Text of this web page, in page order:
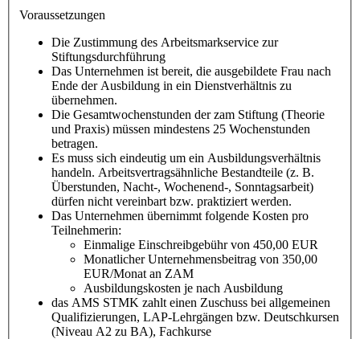
Voraussetzungen
Die Zustimmung des Arbeitsmarkservice zur
Stiftungsdurchführung
Das Unternehmen ist bereit, die ausgebildete Frau nach
Ende der Ausbildung in ein Dienstverhältnis zu
übernehmen.
Die Gesamtwochenstunden der zam Stiftung (Theorie
und Praxis) müssen mindestens 25 Wochenstunden
betragen.
Es muss sich eindeutig um ein Ausbildungsverhältnis
handeln. Arbeitsvertragsähnliche Bestandteile (z. B.
Überstunden, Nacht-, Wochenend-, Sonntagsarbeit)
dürfen nicht vereinbart bzw. praktiziert werden.
Das Unternehmen übernimmt folgende Kosten pro
Teilnehmerin:
Einmalige Einschreibgebühr von 450,00 EUR
Monatlicher Unternehmensbeitrag von 350,00
EUR/Monat an ZAM
Ausbildungskosten je nach Ausbildung
das AMS STMK zahlt einen Zuschuss bei allgemeinen
Qualifizierungen, LAP-Lehrgängen bzw. Deutschkursen
(Niveau A2 zu BA), Fachkurse